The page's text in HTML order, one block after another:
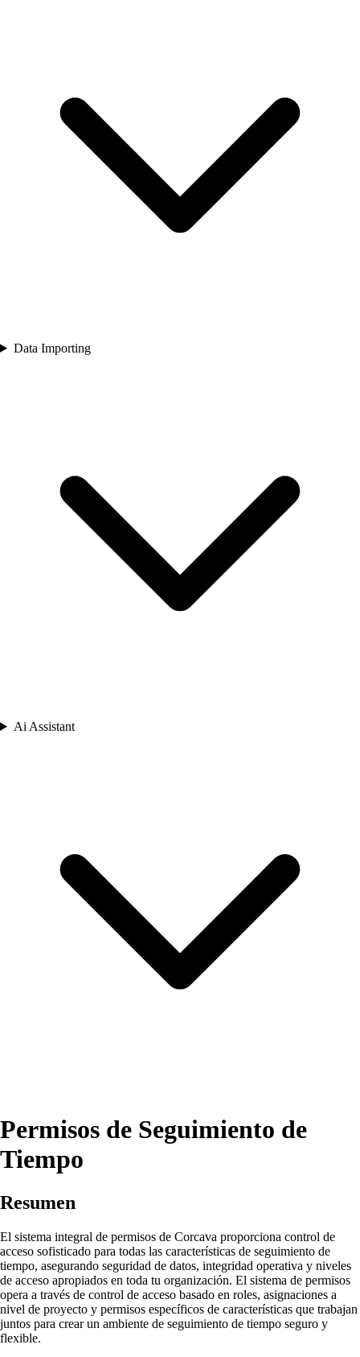
Data Importing
Ai Assistant
Permisos de Seguimiento de
Tiempo
Resumen
El sistema integral de permisos de Corcava proporciona control de
acceso sofisticado para todas las características de seguimiento de
tiempo, asegurando seguridad de datos, integridad operativa y niveles
de acceso apropiados en toda tu organización. El sistema de permisos
opera a través de control de acceso basado en roles, asignaciones a
nivel de proyecto y permisos específicos de características que trabajan
juntos para crear un ambiente de seguimiento de tiempo seguro y
flexible.